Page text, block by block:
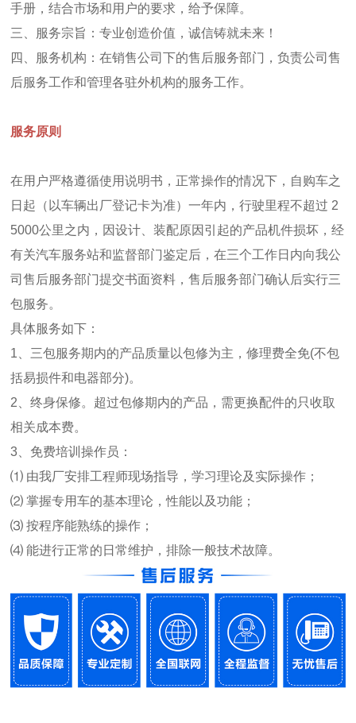
手册，结合市场和用户的要求，给予保障。
三、服务宗旨：专业创造价值，诚信铸就未来！
四、服务机构：在销售公司下的售后服务部门，负责公司售
后服务工作和管理各驻外机构的服务工作。
服务原则
在用户严格遵循使用说明书，正常操作的情况下，自购车之
日起（以车辆出厂登记卡为准）一年内，行驶里程不超过 2
5000公里之内，因设计、装配原因引起的产品机件损坏，经
有关汽车服务站和监督部门鉴定后，在三个工作日内向我公
司售后服务部门提交书面资料，售后服务部门确认后实行三
包服务。
具体服务如下：
1、三包服务期内的产品质量以包修为主，修理费全免(不包
括易损件和电器部分)。
2、终身保修。超过包修期内的产品，需更换配件的只收取
相关成本费。
3、免费培训操作员：
⑴ 由我厂安排工程师现场指导，学习理论及实际操作；
⑵ 掌握专用车的基本理论，性能以及功能；
⑶ 按程序能熟练的操作；
⑷ 能进行正常的日常维护，排除一般技术故障。